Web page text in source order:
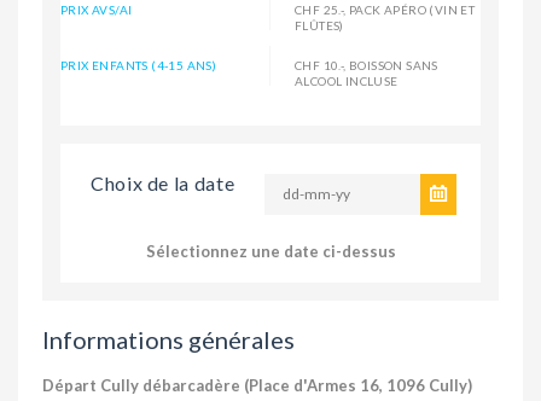
PRIX AVS/AI
CHF 25.-, PACK APÉRO (VIN ET
FLÛTES)
PRIX ENFANTS (4-15 ANS)
CHF 10.-, BOISSON SANS
ALCOOL INCLUSE
Choix de la date
Sélectionnez une date ci-dessus
Informations générales
Départ Cully débarcadère (Place d'Armes 16, 1096 Cully)